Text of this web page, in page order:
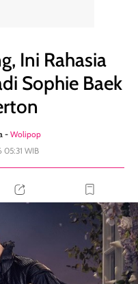
Ini Rahasia
Sophie Baek
- Wolipop
05:31 WIB